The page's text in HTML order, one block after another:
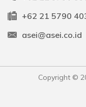
+62 21 5790
asei@asei.co.id
Copyright ©